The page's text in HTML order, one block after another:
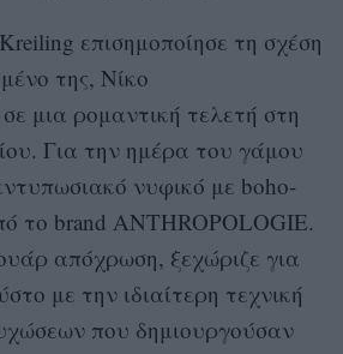
επισημοποίησε τη σχέση
της, Νίκο
μια ρομαντική τελετή στη
Για την ημέρα του γάμου
νυφικό με boho-
το brand ANTHROPOLOGIE.
απόχρωση, ξεχώριζε για
με την ιδιαίτερη τεχνική
που δημιουργούσαν